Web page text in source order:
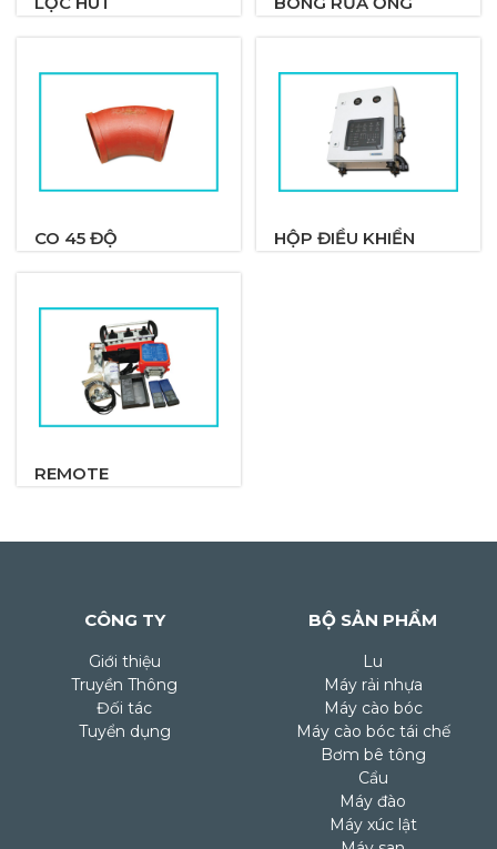
CO 45 ĐỘ HỘP ĐIỀU KHIỂN
REMOTE
CÔNG TY
Giới thiệu
Truyền Thông
Đối tác
Tuyển dụng
BỘ SẢN PHẨM
Lu
Máy rải nhựa
Máy cào bóc
Máy cào bóc tái chế
Bơm bê tông
Cẩu
Máy đào
Máy xúc lật